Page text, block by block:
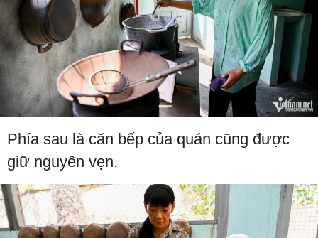
Phía sau là căn bếp của quán cũng được
giữ nguyên vẹn.